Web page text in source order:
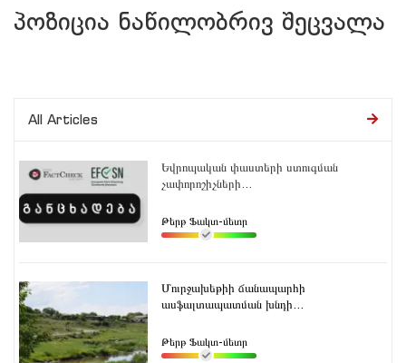
პოზიცია ნაწილობრივ შეცვალა
All Articles
Եվրոպական փաստերի ստուգման
չափորոշիչների...
Թերթ Ֆակտ-մետր
Մուրջախեթիի ճանապարհի
ասֆալտապատման խնդի...
Թերթ Ֆակտ-մետր